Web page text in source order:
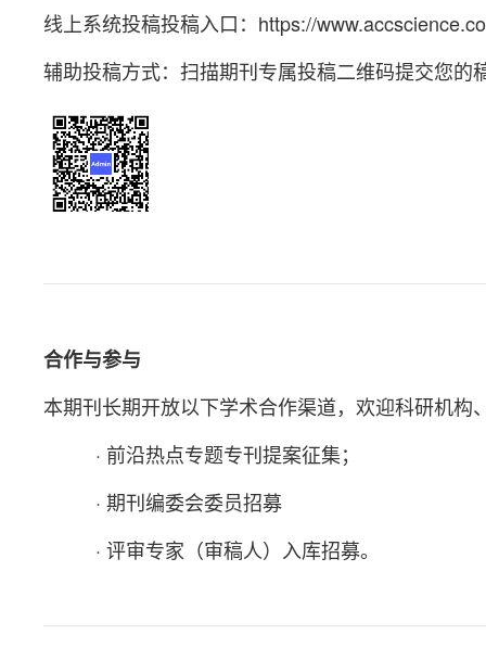
线上系统投稿投稿入口： https://
辅助投稿方式：扫描期刊专属投稿二维码提交您的
合作与参与
本期刊长期开放以下学术合作渠道，欢迎科研机构
· 前沿热点专题专刊提案征集；
· 期刊编委会委员招募
· 评审专家（审稿人）入库招募。